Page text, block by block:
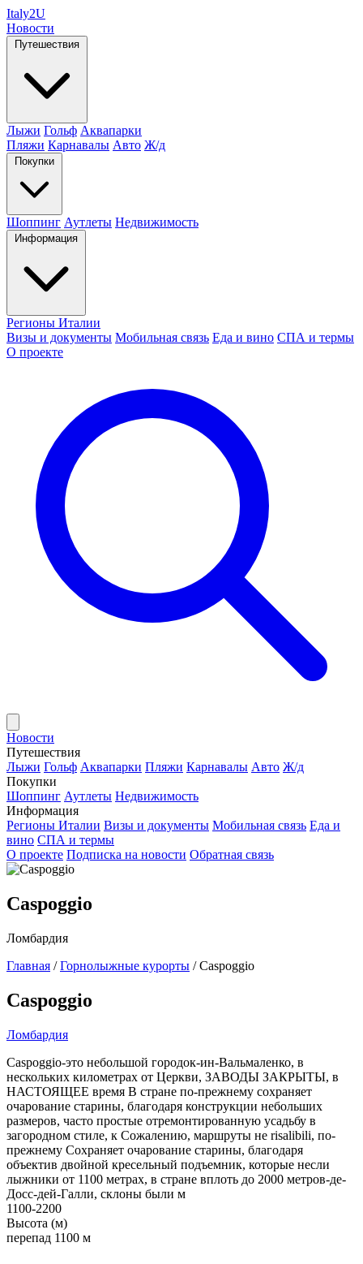
Italy2U
Новости
Путешествия
Лыжи Гольф Аквапарки
Пляжи Карнавалы Авто Ж/д
Покупки
Шоппинг Аутлеты Недвижимость
Информация
Регионы Италии
Визы и документы Мобильная связь Еда и вино СПА и термы
О проекте
Новости
Путешествия
Лыжи Гольф Аквапарки Пляжи Карнавалы Авто Ж/д
Покупки
Шоппинг Аутлеты Недвижимость
Информация
Регионы Италии Визы и документы Мобильная связь Еда и
вино СПА и термы
О проекте Подписка на новости Обратная связь
Caspoggio
Ломбардия
Главная / Горнолыжные курорты / Caspoggio
Caspoggio
Ломбардия
Caspoggio-это небольшой городок-ин-Вальмаленко, в
нескольких километрах от Церкви, ЗАВОДЫ ЗАКРЫТЫ, в
НАСТОЯЩЕЕ время В стране по-прежнему сохраняет
очарование старины, благодаря конструкции небольших
размеров, часто простые отремонтированную усадьбу в
загородном стиле, к Сожалению, маршруты не risalibili, по-
прежнему Сохраняет очарование старины, благодаря
объектив двойной кресельный подъемник, которые несли
лыжники от 1100 метрах, в стране вплоть до 2000 метров-де-
Досс-дей-Галли, склоны были м
1100-2200
Высота (м)
перепад 1100 м